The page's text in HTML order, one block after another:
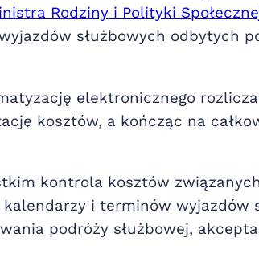
Rodziny i Polityki
służbowych odbytych
elektronicznego
kosztów, a kończąc na
kontrola kosztów
i terminów wyjazdów
podróży służbowej,